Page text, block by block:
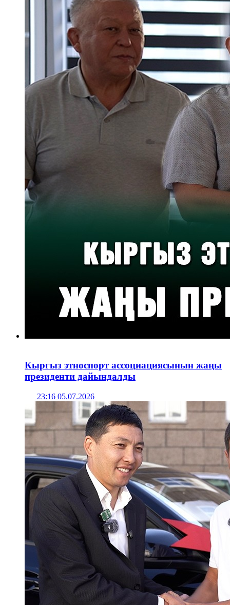
Кыргыз этноспорт ассоциациясынын жаңы
президенти дайындалды
23:16 05.07.2026